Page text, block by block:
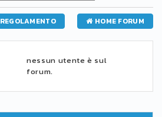
REGOLAMENTO HOME FORUM
nessun utente è sul
forum.